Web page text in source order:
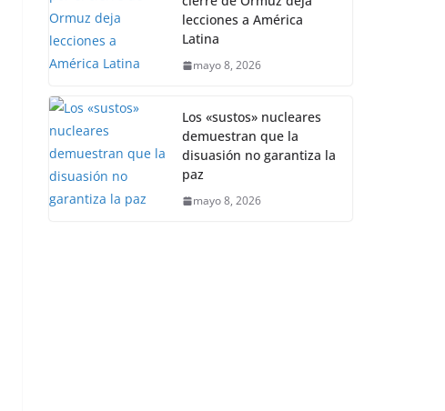
lecciones a América
Latina
mayo 8, 2026
Los «sustos» nucleares
demuestran que la
disuasión no garantiza la
paz
mayo 8, 2026